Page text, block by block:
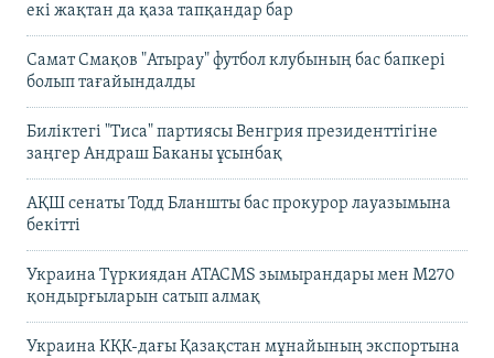
екі жақтан да қаза тапқандар бар
Самат Смақов "Атырау" футбол клубының бас бапкері
болып тағайындалды
Биліктегі "Тиса" партиясы Венгрия президенттігіне
заңгер Андраш Баканы ұсынбақ
АҚШ сенаты Тодд Бланшты бас прокурор лауазымына
бекітті
Украина Түркиядан ATACMS зымырандары мен M270
қондырғыларын сатып алмақ
Украина КҚК-дағы Қазақстан мұнайының экспортына